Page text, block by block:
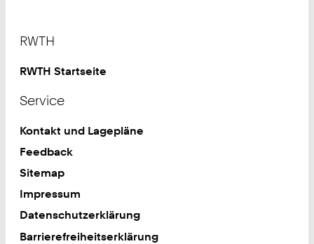
RWTH
RWTH Startseite
Service
Kontakt und Lagepläne
Feedback
Sitemap
Impressum
Datenschutzerklärung
Barrierefreiheitserklärung